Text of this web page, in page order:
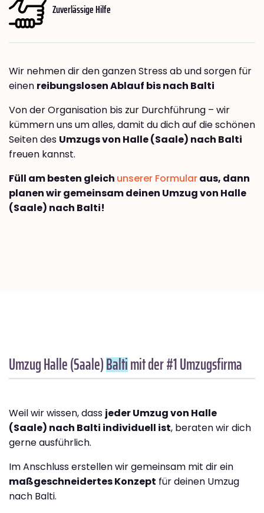
Zuverlässige Hilfe
Wir nehmen dir den ganzen Stress ab und sorgen für
einen reibungslosen Ablauf bis nach Balti
Von der Organisation bis zur Durchführung – wir
kümmern uns um alles, damit du dich auf die schönen
Seiten des Umzugs von Halle (Saale) nach Balti
freuen kannst.
Füll am besten gleich unserer Formularaus, dann
planen wir gemeinsam deinen Umzug von Halle
(Saale) nach Balti!
Umzug Halle (Saale)Baltimit der #1 Umzugsfirma
Weil wir wissen, dass jeder Umzug von Halle
(Saale) nach Balti individuell ist, beraten wir dich
gerne ausführlich.
Im Anschluss erstellen wir gemeinsam mit dir ein
maßgeschneidertes Konzept für deinen Umzug
nach Balti.